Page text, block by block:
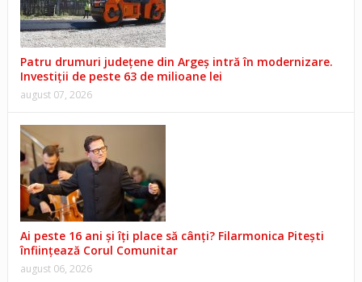
Patru drumuri județene din Argeș intră în modernizare.
Investiții de peste 63 de milioane lei
august 07, 2026
Ai peste 16 ani și îți place să cânți? Filarmonica Pitești
înființează Corul Comunitar
august 06, 2026